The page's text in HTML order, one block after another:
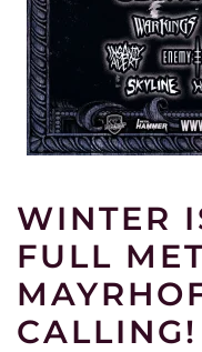
WINTER
FULL
CALLING!